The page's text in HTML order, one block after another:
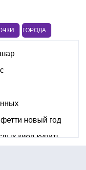
ГОРОДА
новый год
киев купить